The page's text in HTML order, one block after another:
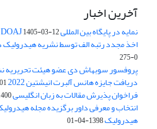
آخرین اخبار
نمایه در پایگاه بین المللی DOAJ1405-03-12
اخذ مجدد رتبه الف توسط نشریه هیدرولیک در
0-275
پروفسور سوبهاش دی عضو هیئت تحریریه
دریافت جایزه هانس آلبرت انیشتین 2022 12
فراخوان پذیرش مقالات به زبان انگلیسی02-30
انتخاب و معرفی داور برگزیده مجله
هیدرولیک1398-04-01